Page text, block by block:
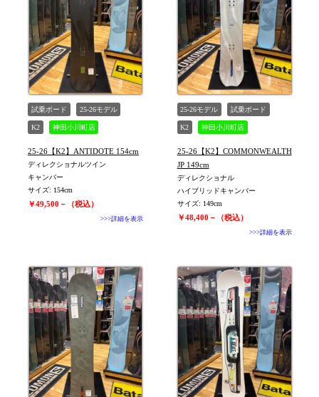
試乗ボード 25-26モデル
K2 神田小川町店
25-26【K2】ANTIDOTE 154cm
ディレクショナルツイン
キャンバー
サイズ: 154cm
￥49,500－（税込）
>>>詳細を表示
25-26モデル 試乗ボード
K2 神田小川町店
25-26【K2】COMMONWEALTH
JP 149cm
ディレクショナル
ハイブリッドキャンバー
サイズ: 149cm
￥48,400－（税込）
>>>詳細を表示